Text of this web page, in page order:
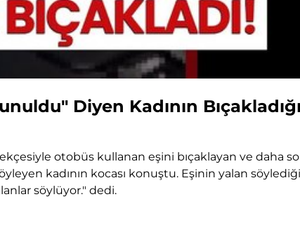
Diyen Kadının
otobüs kullanan eşini bıçaklayan ve daha
kadının kocası konuştu. Eşinin yalan
söylüyor." dedi.